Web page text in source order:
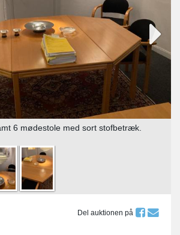
6 mødestole med sort stofbetræk.
Del auktionen på